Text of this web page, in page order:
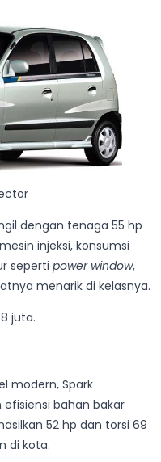
dengan tenaga 55 hp
injeksi, konsumsi
seperti power window,
menarik di kelasnya.
juta.
modern, Spark
efisiensi bahan bakar
52 hp dan torsi 69
di kota.